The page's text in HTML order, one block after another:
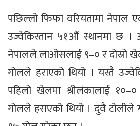
पछिल्लो फिफा वरियतामा नेपाल
उज्वेकिस्तान ५१औं स्थानमा छ ।
नेपालले लाओसलाई ९–० र दोस्रो
गोलले हराएको थियो । यस्तै
पहिलो खेलमा श्रीलंकालाई
गोलले हराएको थियो । दुवै